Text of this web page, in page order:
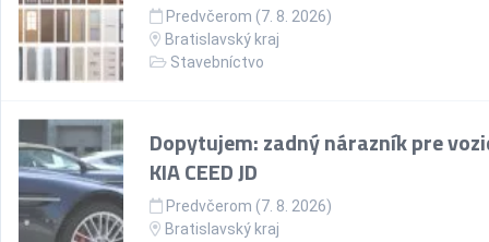
Predvčerom (7. 8. 2026)
Bratislavský kraj
Stavebníctvo
Dopytujem: zadný nárazník pre
KIA CEED JD
Predvčerom (7. 8. 2026)
Bratislavský kraj